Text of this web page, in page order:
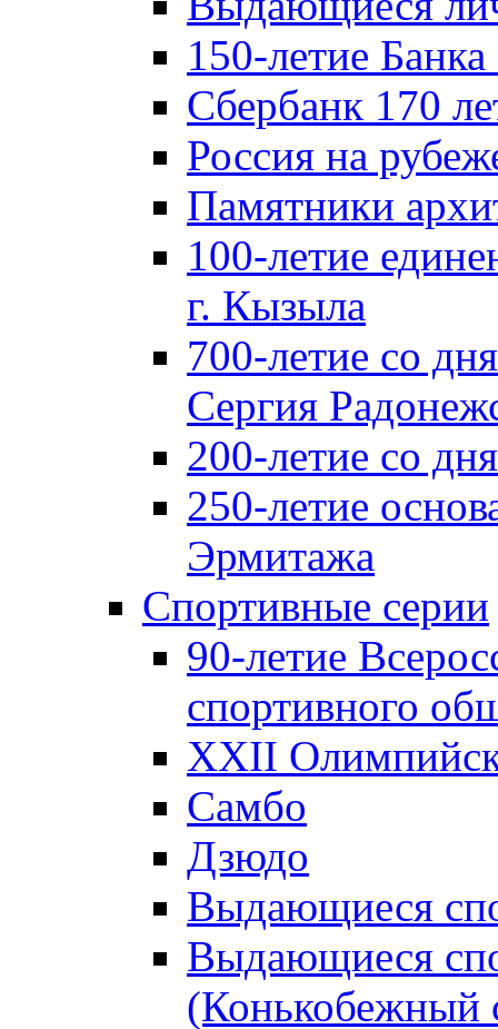
150-летие
Сбербанк 170
Россия на
Памятники
100-летие
г. Кызыла
700-летие со
Сергия
200-летие со
250-летие
Эрмитажа
Спортивные серии
90-летие
спортивного
XXII
Самбо
Дзюдо
Выдающиеся
Выдающиеся
(Конькобежный